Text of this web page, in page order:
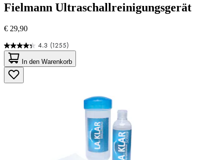
Fielmann Ultraschallreinigungsgerät
€ 29,90
4.3 (1255)
4.3
von
5
Sternen.
1255
In den Warenkorb